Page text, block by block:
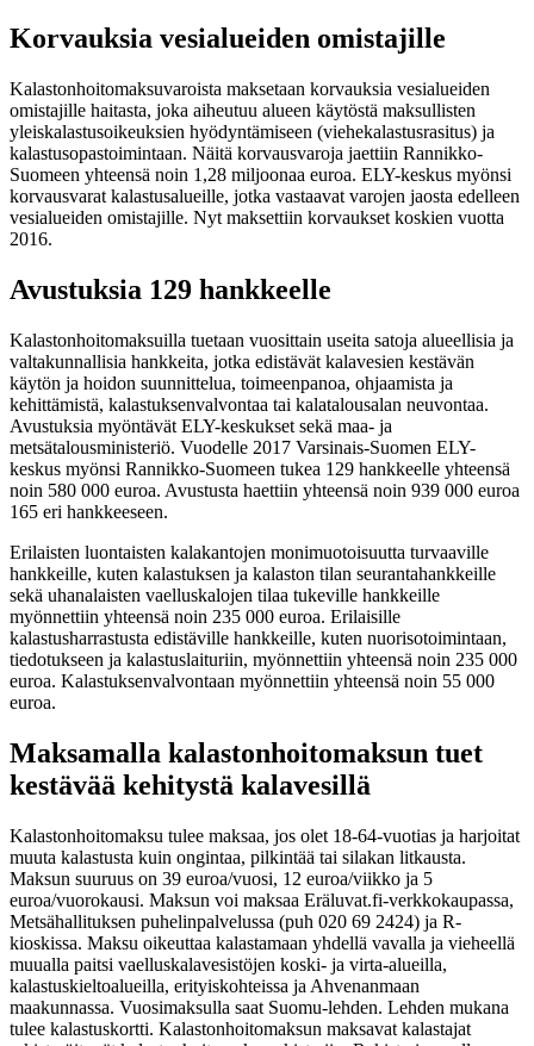
Korvauksia vesialueiden omistajille
Kalastonhoitomaksuvaroista maksetaan korvauksia vesialueiden
omistajille haitasta, joka aiheutuu alueen käytöstä maksullisten
yleiskalastusoikeuksien hyödyntämiseen (viehekalastusrasitus) ja
kalastusopastoimintaan. Näitä korvausvaroja jaettiin Rannikko-
Suomeen yhteensä noin 1,28 miljoonaa euroa. ELY-keskus myönsi
korvausvarat kalastusalueille, jotka vastaavat varojen jaosta edelleen
vesialueiden omistajille. Nyt maksettiin korvaukset koskien vuotta
2016.
Avustuksia 129 hankkeelle
Kalastonhoitomaksuilla tuetaan vuosittain useita satoja alueellisia ja
valtakunnallisia hankkeita, jotka edistävät kalavesien kestävän
käytön ja hoidon suunnittelua, toimeenpanoa, ohjaamista ja
kehittämistä, kalastuksenvalvontaa tai kalatalousalan neuvontaa.
Avustuksia myöntävät ELY-keskukset sekä maa- ja
metsätalousministeriö. Vuodelle 2017 Varsinais-Suomen ELY-
keskus myönsi Rannikko-Suomeen tukea 129 hankkeelle yhteensä
noin 580 000 euroa. Avustusta haettiin yhteensä noin 939 000 euroa
165 eri hankkeeseen.
Erilaisten luontaisten kalakantojen monimuotoisuutta turvaaville
hankkeille, kuten kalastuksen ja kalaston tilan seurantahankkeille
sekä uhanalaisten vaelluskalojen tilaa tukeville hankkeille
myönnettiin yhteensä noin 235 000 euroa. Erilaisille
kalastusharrastusta edistäville hankkeille, kuten nuorisotoimintaan,
tiedotukseen ja kalastuslaituriin, myönnettiin yhteensä noin 235 000
euroa. Kalastuksenvalvontaan myönnettiin yhteensä noin 55 000
euroa.
Maksamalla kalastonhoitomaksun tuet
kestävää kehitystä kalavesillä
Kalastonhoitomaksu tulee maksaa, jos olet 18-64-vuotias ja harjoitat
muuta kalastusta kuin ongintaa, pilkintää tai silakan litkausta.
Maksun suuruus on 39 euroa/vuosi, 12 euroa/viikko ja 5
euroa/vuorokausi. Maksun voi maksaa Eräluvat.fi-verkkokaupassa,
Metsähallituksen puhelinpalvelussa (puh 020 69 2424) ja R-
kioskissa. Maksu oikeuttaa kalastamaan yhdellä vavalla ja vieheellä
muualla paitsi vaelluskalavesistöjen koski- ja virta-alueilla,
kalastuskieltoalueilla, erityiskohteissa ja Ahvenanmaan
maakunnassa. Vuosimaksulla saat Suomu-lehden. Lehden mukana
tulee kalastuskortti. Kalastonhoitomaksun maksavat kalastajat